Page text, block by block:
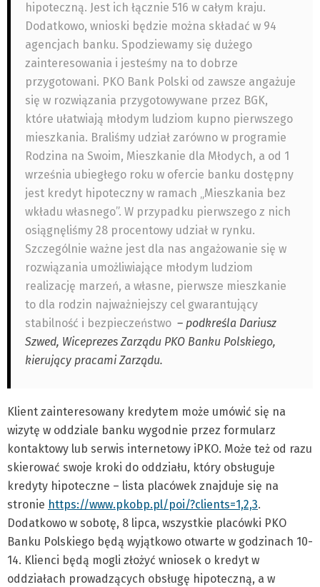
hipoteczną. Jest ich łącznie 516 w całym kraju.
Dodatkowo, wnioski będzie można składać w 94
agencjach banku. Spodziewamy się dużego
zainteresowania i jesteśmy na to dobrze
przygotowani. PKO Bank Polski od zawsze angażuje
się w rozwiązania przygotowywane przez BGK,
które ułatwiają młodym ludziom kupno pierwszego
mieszkania. Braliśmy udział zarówno w programie
Rodzina na Swoim, Mieszkanie dla Młodych, a od 1
września ubiegłego roku w ofercie banku dostępny
jest kredyt hipoteczny w ramach „Mieszkania bez
wkładu własnego”. W przypadku pierwszego z nich
osiągnęliśmy 28 procentowy udział w rynku.
Szczególnie ważne jest dla nas angażowanie się w
rozwiązania umożliwiające młodym ludziom
realizację marzeń, a własne, pierwsze mieszkanie
to dla rodzin najważniejszy cel gwarantujący
stabilność i bezpieczeństwo – podkreśla Dariusz
Szwed, Wiceprezes Zarządu PKO Banku Polskiego,
kierujący pracami Zarządu.
Klient zainteresowany kredytem może umówić się na
wizytę w oddziale banku wygodnie przez formularz
kontaktowy lub serwis internetowy iPKO. Może też od razu
skierować swoje kroki do oddziału, który obsługuje
kredyty hipoteczne – lista placówek znajduje się na
stronie https://www.pkobp.pl/poi/?clients=1,2,3.
Dodatkowo w sobotę, 8 lipca, wszystkie placówki PKO
Banku Polskiego będą wyjątkowo otwarte w godzinach 10-
14. Klienci będą mogli złożyć wniosek o kredyt w
oddziałach prowadzących obsługę hipoteczną, a w